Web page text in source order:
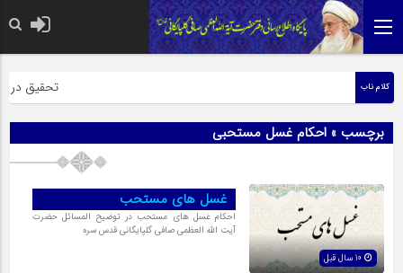
کلام ناب تحقیق در
برچسب » احکام غسل مستحبی
غسل های مستحب
احکام غسل های مستحب در توضیح المسائل حضرت
آیت الله العظمی صافی گلپایگانی قدس سره